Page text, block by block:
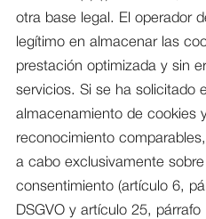
otra base legal. El operador
legítimo en almacenar las
prestación optimizada y sin
servicios. Si se ha solicitado
almacenamiento de cookies
reconocimiento
a cabo exclusivamente
consentimiento (artículo 6,
DSGVO y artículo 25, párrafo